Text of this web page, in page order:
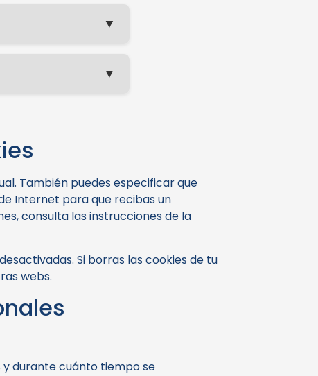
▼
▼
También puedes especificar que
Internet para que recibas un
consulta las instrucciones de la
Si borras las cookies de tu
webs.
y durante cuánto tiempo se